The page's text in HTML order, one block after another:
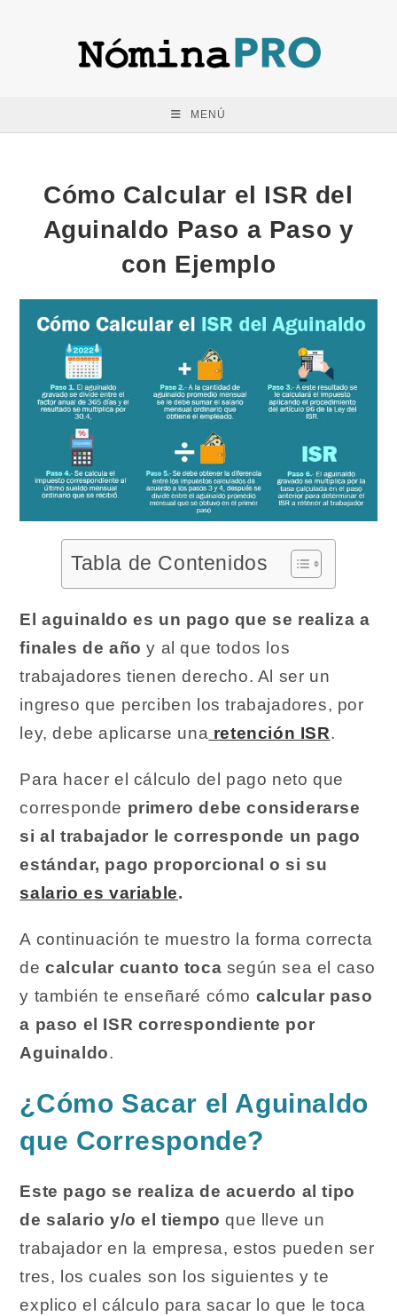
MENÚ
Cómo Calcular el ISR del
Aguinaldo Paso a Paso y
con Ejemplo
Tabla de Contenidos
El aguinaldo es un pago que se realiza a
finales de año y al que todos los
trabajadores tienen derecho. Al ser un
ingreso que perciben los trabajadores, por
ley, debe aplicarse una retención ISR.
Para hacer el cálculo del pago neto que
corresponde primero debe considerarse
si al trabajador le corresponde un pago
estándar, pago proporcional o si su
salario es variable.
A continuación te muestro la forma correcta
decalcular cuanto toca según sea el caso
y también te enseñaré cómo calcular paso
a paso el ISR correspondiente por
Aguinaldo.
¿Cómo Sacar el Aguinaldo
que Corresponde?
Este pago se realiza de acuerdo al tipo
de salario y/o el tiempo que lleve un
trabajador en la empresa, estos pueden ser
tres, los cuales son los siguientes y te
explico el cálculo para sacar lo que le toca